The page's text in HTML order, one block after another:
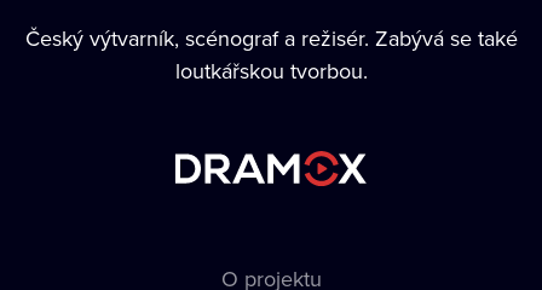
Český výtvarník, scénograf a režisér. Zabývá se také
loutkářskou tvorbou.
O projektu